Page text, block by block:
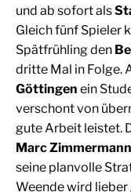
und ab sofort als
Gleich fünf Spieler
Spätfrühling den
dritte Mal in Folge.
Göttingen ein
verschont von
gute Arbeit leistet.
Marc Zimmermann
seine planvolle
Weende wird